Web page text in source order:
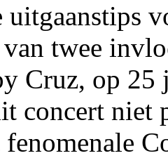
uitgaanstips
twee
Cruz, op
concert niet